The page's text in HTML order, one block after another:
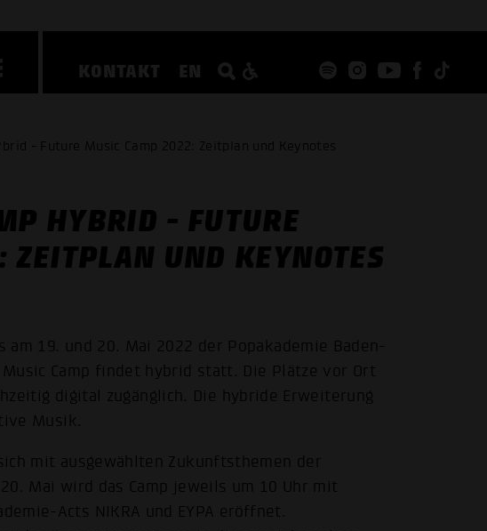
KONTAKT EN
- Future Music Camp 2022: Zeitplan und Keynotes
HYBRID - FUTURE
UND KEYNOTES
am 19. und 20. Mai 2022 der Popakademie Baden-
Camp findet hybrid statt. Die Plätze vor Ort
digital zugänglich. Die hybride Erweiterung
Musik.
mit ausgewählten Zukunftsthemen der
Mai wird das Camp jeweils um 10 Uhr mit
Acts NIKRA und EYPA eröffnet.